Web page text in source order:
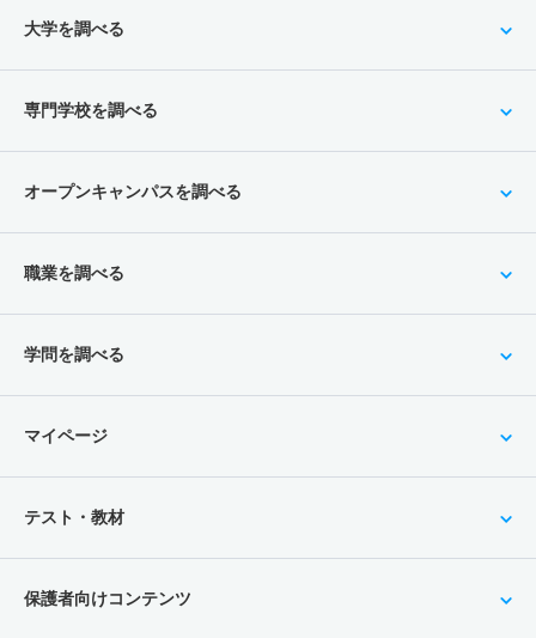
大学を調べる
専門学校を調べる
オープンキャンパスを調べる
職業を調べる
学問を調べる
マイページ
テスト・教材
保護者向けコンテンツ